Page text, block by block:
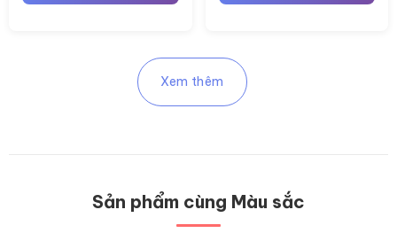
450.000 ₫.
Xem thêm
Sản phẩm cùng Màu sắc